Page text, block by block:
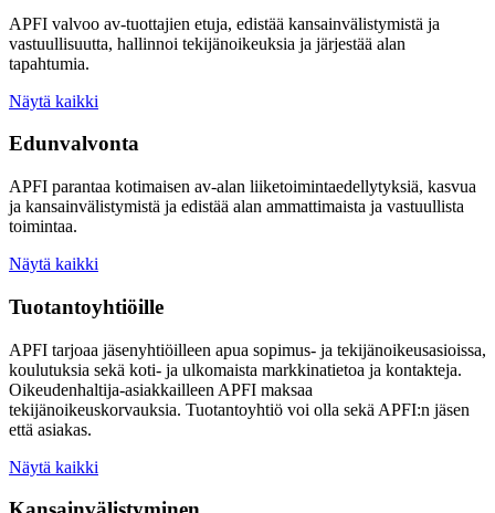
APFI valvoo av-tuottajien etuja, edistää kansainvälistymistä ja
vastuullisuutta, hallinnoi tekijänoikeuksia ja järjestää alan
tapahtumia.
Näytä kaikki
Edunvalvonta
APFI parantaa kotimaisen av-alan liiketoimintaedellytyksiä, kasvua
ja kansainvälistymistä ja edistää alan ammattimaista ja vastuullista
toimintaa.
Näytä kaikki
Tuotantoyhtiöille
APFI tarjoaa jäsenyhtiöilleen apua sopimus- ja tekijänoikeusasioissa,
koulutuksia sekä koti- ja ulkomaista markkinatietoa ja kontakteja.
Oikeudenhaltija-asiakkailleen APFI maksaa
tekijänoikeuskorvauksia. Tuotantoyhtiö voi olla sekä APFI:n jäsen
että asiakas.
Näytä kaikki